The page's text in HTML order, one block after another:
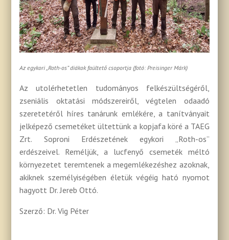
Az egykori „Roth-os” diákok faültető csoportja (fotó: Preisinger Márk)
Az utolérhetetlen tudományos felkészültségéről,
zseniális oktatási módszereiről, végtelen odaadó
szeretetéről híres tanárunk emlékére, a tanítványait
jelképező csemetéket ültettünk a kopjafa köré a TAEG
Zrt. Soproni Erdészetének egykori „Roth-os”
erdészeivel. Reméljük, a lucfenyő csemeték méltó
környezetet teremtenek a megemlékezéshez azoknak,
akiknek személyiségében életük végéig ható nyomot
hagyott Dr. Jereb Ottó.
Szerző: Dr. Vig Péter